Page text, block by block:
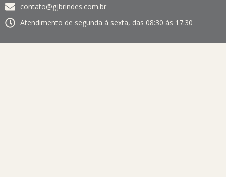
contato@gjbrindes.com.br
Atendimento de segunda à sexta, das 08:30 às 17:30